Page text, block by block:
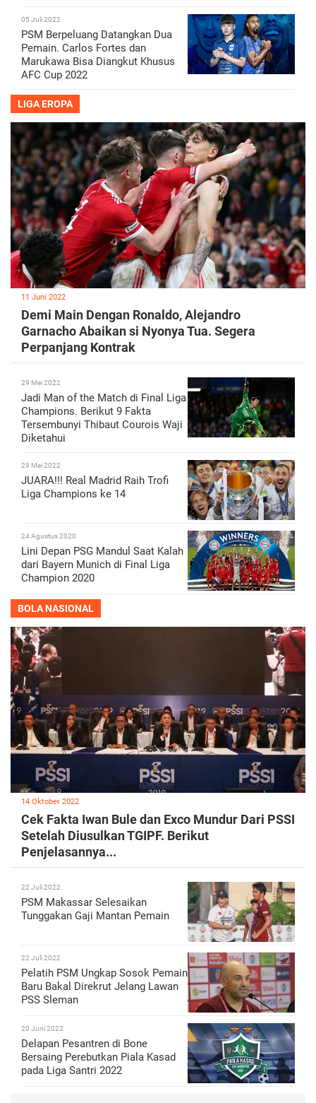
05 Juli 2022
PSM Berpeluang Datangkan Dua
Pemain. Carlos Fortes dan
Marukawa Bisa Diangkut Khusus
AFC Cup 2022
LIGA EROPA
11 Juni 2022
Demi Main Dengan Ronaldo, Alejandro
Garnacho Abaikan si Nyonya Tua. Segera
Perpanjang Kontrak
29 Mei 2022
Jadi Man of the Match di Final Liga
Champions. Berikut 9 Fakta
Tersembunyi Thibaut Courois Waji
Diketahui
29 Mei 2022
JUARA!!! Real Madrid Raih Trofi
Liga Champions ke 14
24 Agustus 2020
Lini Depan PSG Mandul Saat Kalah
dari Bayern Munich di Final Liga
Champion 2020
BOLA NASIONAL
14 Oktober 2022
Cek Fakta Iwan Bule dan Exco Mundur Dari PSSI
Setelah Diusulkan TGIPF. Berikut
Penjelasannya...
22 Juli 2022
PSM Makassar Selesaikan
Tunggakan Gaji Mantan Pemain
22 Juli 2022
Pelatih PSM Ungkap Sosok Pemain
Baru Bakal Direkrut Jelang Lawan
PSS Sleman
20 Juni 2022
Delapan Pesantren di Bone
Bersaing Perebutkan Piala Kasad
pada Liga Santri 2022